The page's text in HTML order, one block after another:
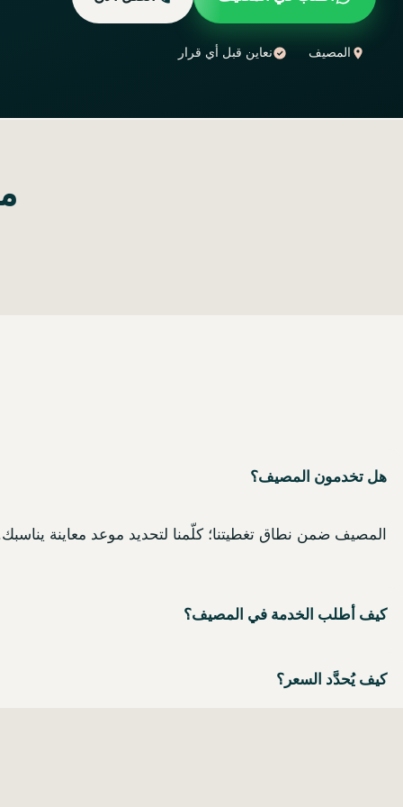
المصيف نعاين قبل أي قرار
هل تخدمون المصيف؟
المصيف ضمن نطاق تغطيتنا؛ كلّمنا لتحديد موعد معاينة
كيف أطلب الخدمة في المصيف؟
كيف يُحدَّد السعر؟